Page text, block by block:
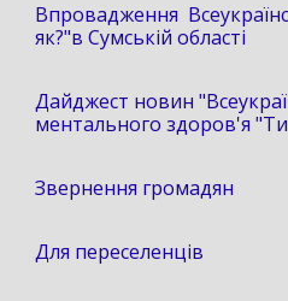
Впровадження
як?"в Сумській області
Дайджест новин
ментального здоров'я "Ти
Звернення громадян
Для переселенців